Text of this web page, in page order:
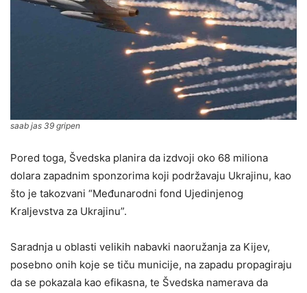
saab jas 39 gripen
Pored toga, Švedska planira da izdvoji oko 68 miliona
dolara zapadnim sponzorima koji podržavaju Ukrajinu, kao
što je takozvani “Međunarodni fond Ujedinjenog
Kraljevstva za Ukrajinu”.
Saradnja u oblasti velikih nabavki naoružanja za Kijev,
posebno onih koje se tiču municije, na zapadu propagiraju
da se pokazala kao efikasna, te Švedska namerava da